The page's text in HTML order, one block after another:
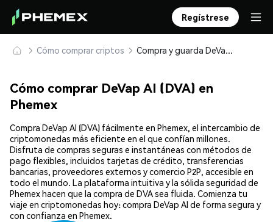
Regístrese
Cómo comprar criptos Compra y guarda DeVap AI (DVA) de forma segura
Cómo comprar DeVap AI (DVA) en
Phemex
Compra DeVap AI (DVA) fácilmente en Phemex, el intercambio de
criptomonedas más eficiente en el que confían millones.
Disfruta de compras seguras e instantáneas con métodos de
pago flexibles, incluidos tarjetas de crédito, transferencias
bancarias, proveedores externos y comercio P2P, accesible en
todo el mundo. La plataforma intuitiva y la sólida seguridad de
Phemex hacen que la compra de DVA sea fluida. Comienza tu
viaje en criptomonedas hoy: compra DeVap AI de forma segura y
con confianza en Phemex.